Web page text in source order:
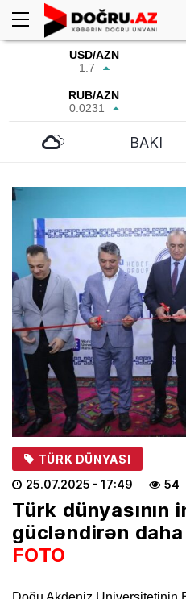
USD/AZN
1.7
RUB/AZN
0.0231
BAKI
TÜRK DÜNYASI
25.07.2025 - 17:49 54
Türk dünyasının
gücləndirən
FOTO